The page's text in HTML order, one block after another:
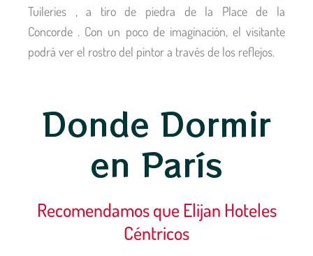
Tuileries , a tiro de piedra de la Place de la
Concorde . Con un poco de imaginación, el visitante
podrá ver el rostro del pintor a través de los reflejos.
Donde Dormir
en París
Recomendamos que Elijan Hoteles
Céntricos